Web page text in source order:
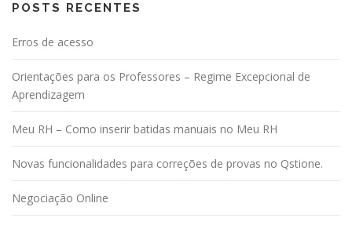
p
r
p
o
t
POSTS RECENTES
Erros de acesso
Orientações para os Professores – Regime Excepcional de
Aprendizagem
Meu RH – Como inserir batidas manuais no Meu RH
Novas funcionalidades para correções de provas no Qstione.
Negociação Online